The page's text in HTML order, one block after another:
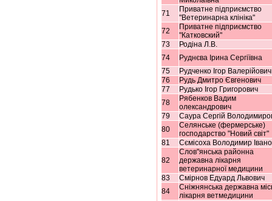
71
Приватне підприємство
"Ветеринарна клініка"
72
Приватне підприємство
"Катковский"
73
Родіна Л.В.
74
Руднєва Ірина Сергіївна
75
Рудченко Ігор Валерійович
76
Рудь Дмитро Євгенович
77
Рудько Ігор Григорович
78
Рябенков Вадим
олександрович
79
Саура Сергій
80
Селянське (фермерське)
господарство "Новий світ"
81
Сємісоха Володимир
82
Слов"янська районна
державна лікарня
ветеринарної медицини
83
Смірнов Едуард Львович
84
Сніжнянська державна
лікарня ветмедицини